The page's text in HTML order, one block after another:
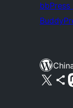
bbPress
关注我们的 X（原 Twitter）账号 访问我们的 Bluesky 账号 关注